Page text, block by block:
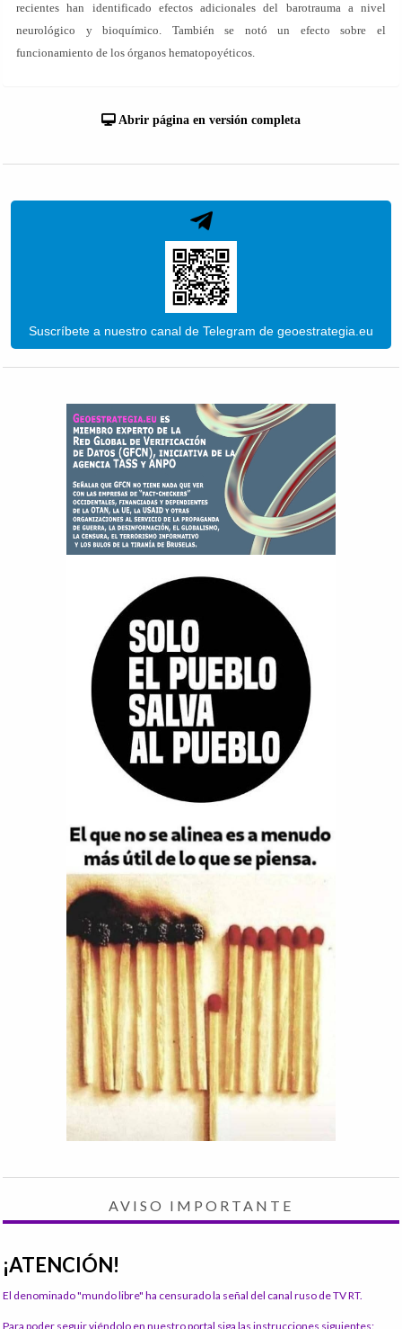
recientes han identificado efectos adicionales del barotrauma a nivel
neurológico y bioquímico. También se notó un efecto sobre el
funcionamiento de los órganos hematopoyéticos.
Abrir página en versión completa
Suscríbete a nuestro canal de Telegram de geoestrategia.eu
AVISO IMPORTANTE
¡ATENCIÓN!
El denominado "mundo libre" ha censurado la señal del canal ruso de TV RT.
Para poder seguir viéndolo en nuestro portal siga las instrucciones siguientes: